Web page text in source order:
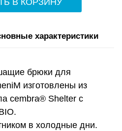
В КОРЗИНУ
характеристики
брюки для
изготовлены из
cembra® Shelter с
в холодные дни.